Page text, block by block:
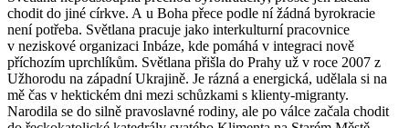
chodit do jiné církve. A u Boha přece podle ní žádná byrokracie
není potřeba. Světlana pracuje jako interkulturní pracovnice
v neziskové organizaci Inbáze, kde pomáhá v integraci nově
příchozím uprchlíkům. Světlana přišla do Prahy už v roce 2007 z
Užhorodu na západní Ukrajině. Je rázná a energická, udělala si na
mě čas v hektickém dni mezi schůzkami s klienty-migranty.
Narodila se do silně pravoslavné rodiny, ale po válce začala chodit